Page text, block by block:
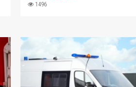
1496